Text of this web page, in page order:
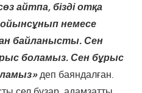
айтпа, бізді отқа
немесе
байланысты. Сен
боламыз. Сен бұрыс
деп баяндалған.